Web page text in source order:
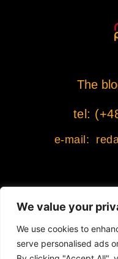
We value your
We use cookies to
serve personalised ads
The
tel:
e-mail:
Współpracujemy
© 2022 All